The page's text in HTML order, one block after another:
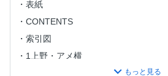
表紙
CONTENTS
索引図
1上野・アメ横